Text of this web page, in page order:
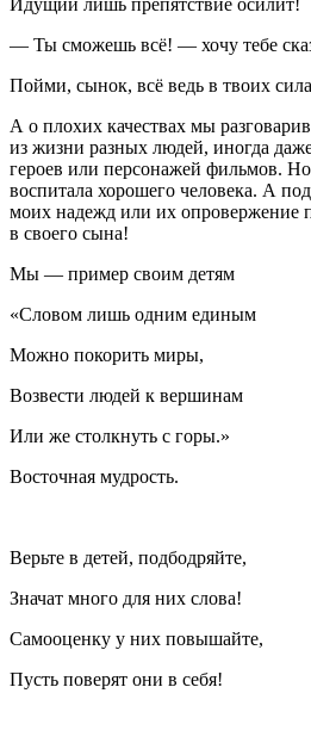
Идущий лишь препятствие осилит!
— Ты сможешь всё! — хочу тебе
Пойми, сынок, всё ведь в твоих
А о плохих качествах мы
из жизни разных людей, иногда
героев или персонажей фильмов.
воспитала хорошего человека. А
моих надежд или их опровержение
в своего сына!
Мы — пример своим детям
«Словом лишь одним единым
Можно покорить миры,
Возвести людей к вершинам
Или же столкнуть с горы.»
Восточная мудрость.
Верьте в детей, подбодряйте,
Значат много для них слова!
Самооценку у них повышайте,
Пусть поверят они в себя!